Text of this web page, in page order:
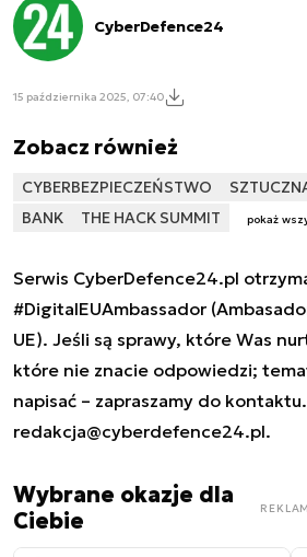
CyberDefence24
15 października 2025, 07:40
Zobacz również
CYBERBEZPIECZEŃSTWO
BANK
THE HACK SUMMIT pokaż
Serwis CyberDefence24.pl
#DigitalEUAmbassador
UE). Jeśli są sprawy, które Was
które nie znacie odpowiedzi;
napisać – zapraszamy do
redakcja@cyberdefence24.pl.
Wybrane okazje dla
Ciebie